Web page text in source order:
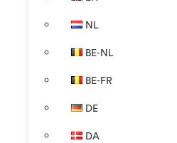
NL
BE-NL
BE-FR
DE
DA